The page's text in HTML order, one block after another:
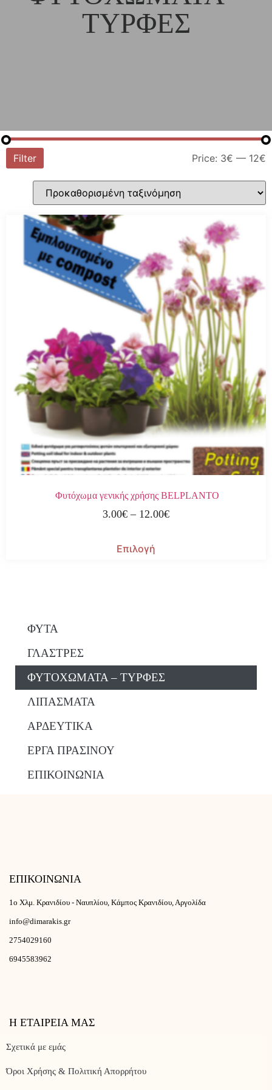
ΤΥΡΦΕΣ
Filter Price: 3€ — 12€
Φυτόχωμα γενικής χρήσης BELPLANTO
3.00€ – 12.00€
Επιλογή
ΦΥΤΑ
ΓΛΑΣΤΡΕΣ
ΦΥΤΟΧΩΜΑΤΑ – ΤΥΡΦΕΣ
ΛΙΠΑΣΜΑΤΑ
ΑΡΔΕΥΤΙΚΑ
ΕΡΓΑ ΠΡΑΣΙΝΟΥ
ΕΠΙΚΟΙΝΩΝΙΑ
ΕΠΙΚΟΙΝΩΝΙΑ
1ο Χλμ. Κρανιδίου - Ναυπλίου, Κάμπος Κρανιδίου, Αργολίδα
info@dimarakis.gr
2754029160
6945583962
Η ΕΤΑΙΡΕΙΑ ΜΑΣ
Σχετικά με εμάς
Όροι Χρήσης & Πολιτική Απορρήτου